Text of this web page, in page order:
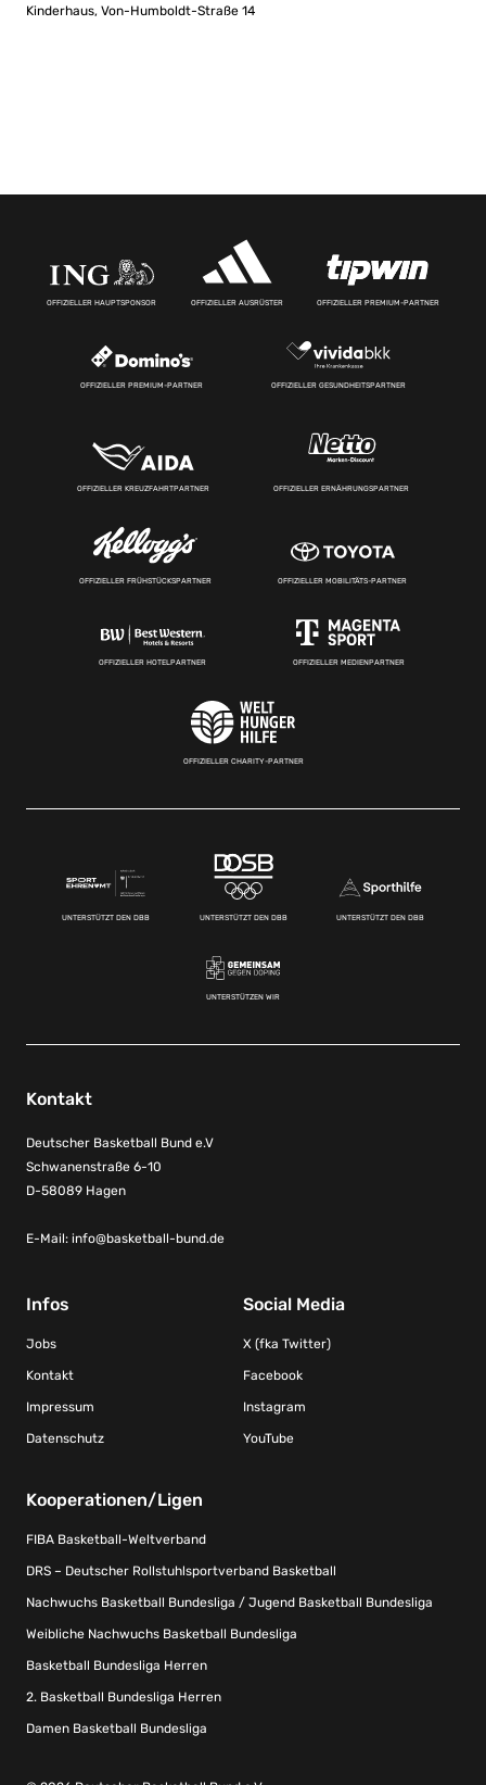
Kinderhaus, Von-Humboldt-Straße 14
OFFIZIELLER HAUPTSPONSOR OFFIZIELLER AUSRÜSTER OFFIZIELLER PREMIUM-PARTNER
OFFIZIELLER PREMIUM-PARTNER OFFIZIELLER GESUNDHEITSPARTNER
OFFIZIELLER KREUZFAHRTPARTNER OFFIZIELLER ERNÄHRUNGSPARTNER
OFFIZIELLER FRÜHSTÜCKSPARTNER OFFIZIELLER MOBILITÄTS-PARTNER
OFFIZIELLER HOTELPARTNER OFFIZIELLER MEDIENPARTNER
OFFIZIELLER CHARITY-PARTNER
UNTERSTÜTZT DEN DBB UNTERSTÜTZT DEN DBB UNTERSTÜTZT DEN DBB
UNTERSTÜTZEN WIR
Kontakt
Deutscher Basketball Bund e.V
Schwanenstraße 6-10
D-58089 Hagen
E-Mail: info@basketball-bund.de
Infos
Jobs
Kontakt
Impressum
Datenschutz
Social Media
X (fka Twitter)
Facebook
Instagram
YouTube
Kooperationen/Ligen
FIBA Basketball-Weltverband
DRS – Deutscher Rollstuhlsportverband Basketball
Nachwuchs Basketball Bundesliga / Jugend Basketball Bundesliga
Weibliche Nachwuchs Basketball Bundesliga
Basketball Bundesliga Herren
2. Basketball Bundesliga Herren
Damen Basketball Bundesliga